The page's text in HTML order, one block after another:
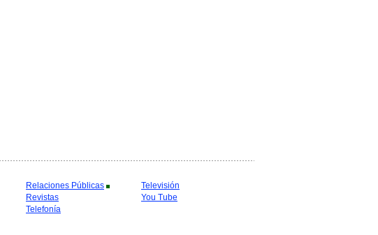
Relaciones Públicas
Revistas
Telefonía
Televisión
You Tube